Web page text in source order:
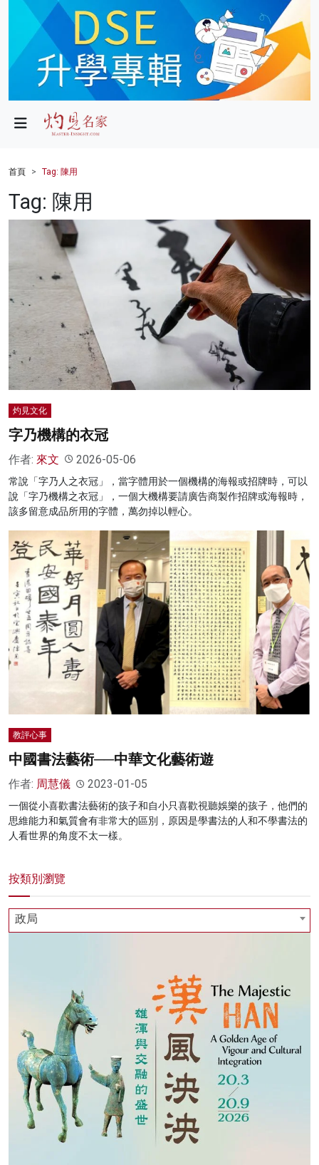
政局
財經
健康
科技
影片
名家榜
灼見活動
首頁 Tag: 陳用
Tag: 陳用
灼見文化
字乃機構的衣冠
作者: 來文 2026-05-06
常說「字乃人之衣冠」，當字體用於一個機構的海報或招牌時，可以
說「字乃機構之衣冠」，一個大機構要請廣告商製作招牌或海報時，
該多留意成品所用的字體，萬勿掉以輕心。
教評心事
中國書法藝術──中華文化藝術遊
作者: 周慧儀 2023-01-05
一個從小喜歡書法藝術的孩子和自小只喜歡視聽娛樂的孩子，他們的
思維能力和氣質會有非常大的區別，原因是學書法的人和不學書法的
人看世界的角度不太一樣。
按類別瀏覽
政局